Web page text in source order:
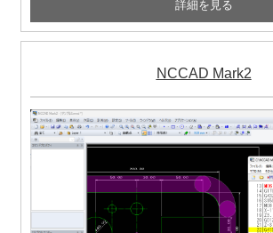
NCCAD Mark2